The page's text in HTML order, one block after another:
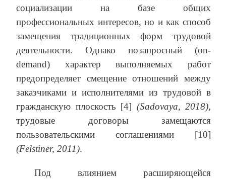
социализации на базе общих
профессиональных интересов, но и как способ
замещения традиционных форм трудовой
деятельности. Однако позапросный (on-
demand) характер выполняемых работ
предопределяет смещение отношений между
заказчиками и исполнителями из трудовой в
гражданскую плоскость [4] (Sadovaya, 2018),
трудовые договоры замещаются
пользовательскими соглашениями [10]
(Felstiner, 2011).
Под влиянием расширяющейся